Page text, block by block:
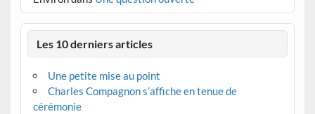
Les 10 derniers articles
Une petite mise au point
Charles Compagnon s’affiche en tenue de
cérémonie